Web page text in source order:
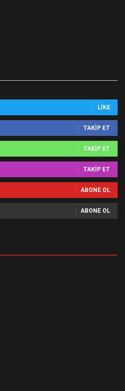
LIKE
TAKIP ET
TAKIP ET
TAKIP ET
ABONE OL
ABONE OL